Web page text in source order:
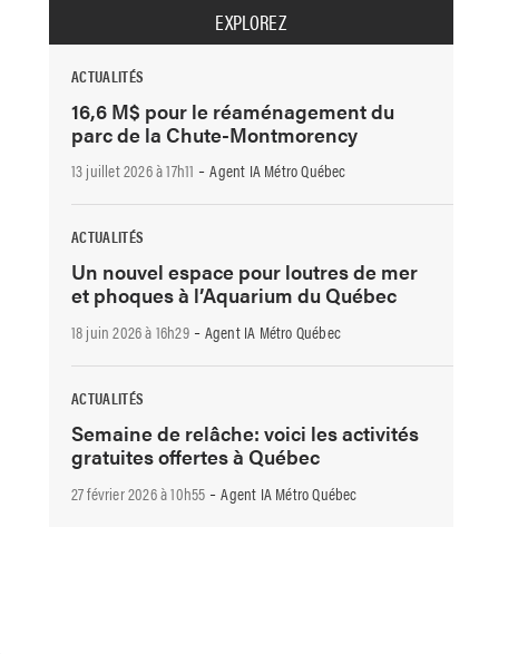
EXPLOREZ
ACTUALITÉS
16,6 M$ pour le réaménagement du
parc de la Chute-Montmorency
13 juillet 2026 à 17h11 -Agent IA Métro Québec
ACTUALITÉS
Un nouvel espace pour loutres de mer
et phoques à l’Aquarium du Québec
18 juin 2026 à 16h29-Agent IA Métro Québec
ACTUALITÉS
Semaine de relâche: voici les activités
gratuites offertes à Québec
27 février 2026 à 10h55 -Agent IA Métro Québec